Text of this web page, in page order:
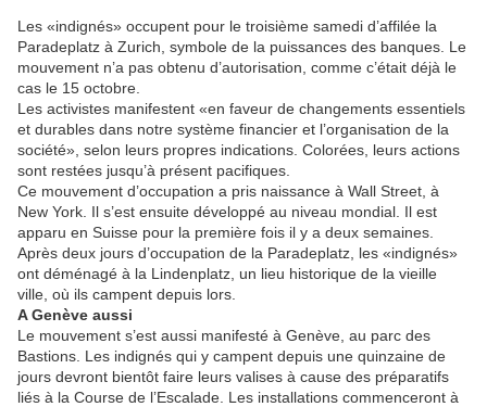
Les «indignés» occupent pour le troisième samedi d’affilée la
Paradeplatz à Zurich, symbole de la puissances des banques. Le
mouvement n’a pas obtenu d’autorisation, comme c’était déjà le
cas le 15 octobre.
Les activistes manifestent «en faveur de changements essentiels
et durables dans notre système financier et l’organisation de la
société», selon leurs propres indications. Colorées, leurs actions
sont restées jusqu’à présent pacifiques.
Ce mouvement d’occupation a pris naissance à Wall Street, à
New York. Il s’est ensuite développé au niveau mondial. Il est
apparu en Suisse pour la première fois il y a deux semaines.
Après deux jours d’occupation de la Paradeplatz, les «indignés»
ont déménagé à la Lindenplatz, un lieu historique de la vieille
ville, où ils campent depuis lors.
A Genève aussi
Le mouvement s’est aussi manifesté à Genève, au parc des
Bastions. Les indignés qui y campent depuis une quinzaine de
jours devront bientôt faire leurs valises à cause des préparatifs
liés à la Course de l’Escalade. Les installations commenceront à